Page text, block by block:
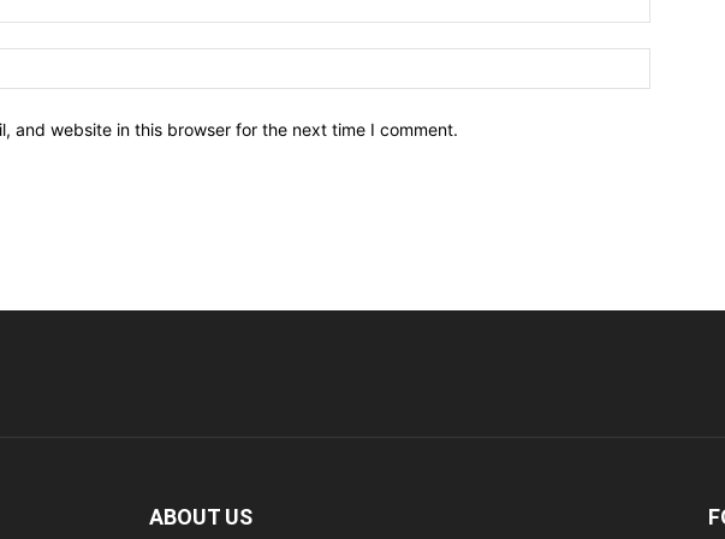
and website in this browser for the next time I comment.
ABOUT US